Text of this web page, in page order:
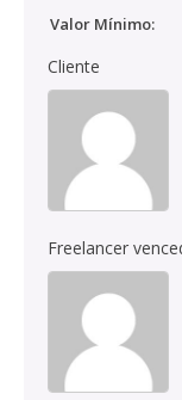
Valor Mínimo:
Cliente
Freelancer